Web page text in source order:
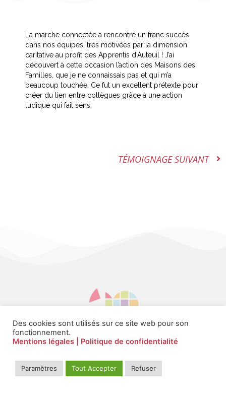
La marche connectée a rencontré un franc succès
dans nos équipes, très motivées par la dimension
caritative au profit des Apprentis d’Auteuil ! J’ai
découvert à cette occasion l’action des Maisons des
Familles, que je ne connaissais pas et qui m’a
beaucoup touchée. Ce fut un excellent prétexte pour
créer du lien entre collègues grâce à une action
ludique qui fait sens.
TÉMOIGNAGE SUIVANT
Des cookies sont utilisés sur ce site web pour son
fonctionnement.
Mentions légales
| Politique de confidentialité
Paramètres Tout Accepter Refuser